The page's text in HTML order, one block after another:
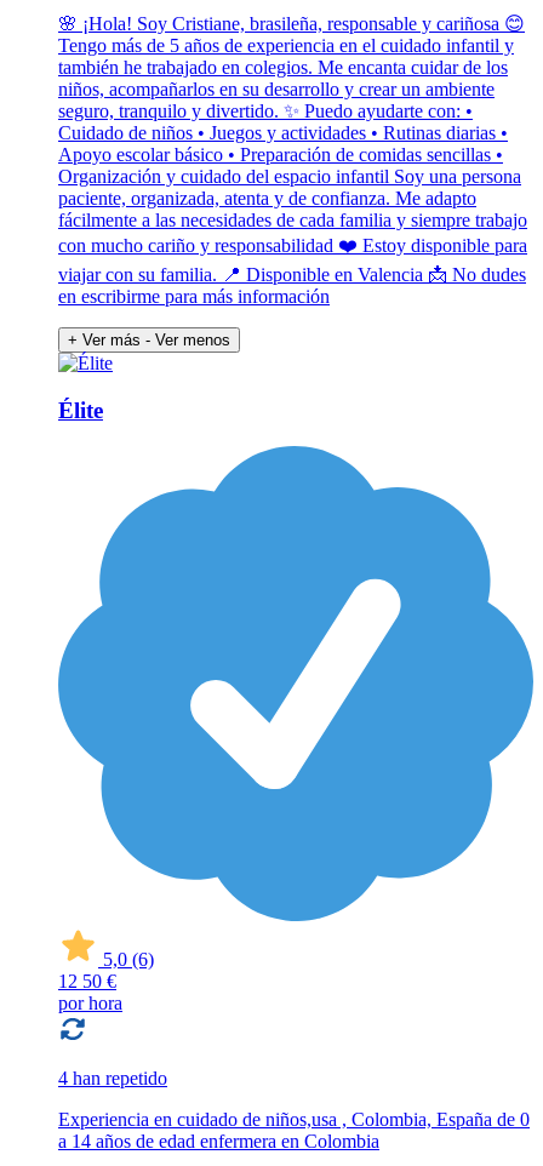
🌸 ¡Hola! Soy Cristiane, brasileña, responsable y cariñosa 😊
Tengo más de 5 años de experiencia en el cuidado infantil y
también he trabajado en colegios. Me encanta cuidar de los
niños, acompañarlos en su desarrollo y crear un ambiente
seguro, tranquilo y divertido. ✨ Puedo ayudarte con: •
Cuidado de niños • Juegos y actividades • Rutinas diarias •
Apoyo escolar básico • Preparación de comidas sencillas •
Organización y cuidado del espacio infantil Soy una persona
paciente, organizada, atenta y de confianza. Me adapto
fácilmente a las necesidades de cada familia y siempre trabajo
con mucho cariño y responsabilidad ❤️ Estoy disponible para
viajar con su familia. 📍 Disponible en Valencia 📩 No dudes
en escribirme para más información
+ Ver más - Ver menos
Élite
5,0 (6)
12 50 €
por hora
4 han repetido
Experiencia en cuidado de niños,usa , Colombia, España de 0
a 14 años de edad enfermera en Colombia